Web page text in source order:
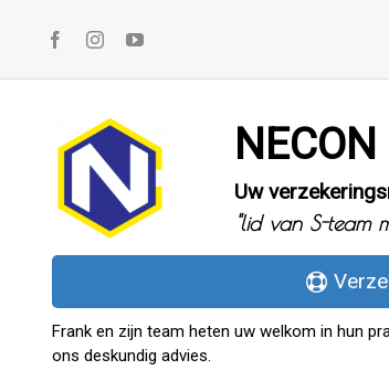
Uw
"lid van S-team
Frank en zijn team heten uw welkom in hun
ons deskundig advies.